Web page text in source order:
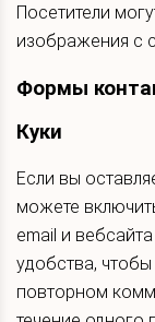
Посетители
изображения с
Формы
Куки
Если вы
можете
email и
удобства,
повторном